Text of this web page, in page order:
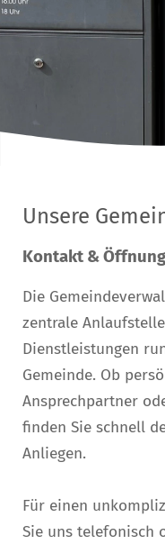
Unsere
Kontakt &
Die
zentrale
Dienstleistungen
Gemeinde. Ob
Ansprechpartner
finden Sie schnell
Anliegen.
Für einen
Sie uns telefonisch